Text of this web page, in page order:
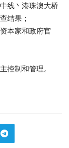
线丶港珠澳大桥
结果；
本家和政府官
控制和管理。